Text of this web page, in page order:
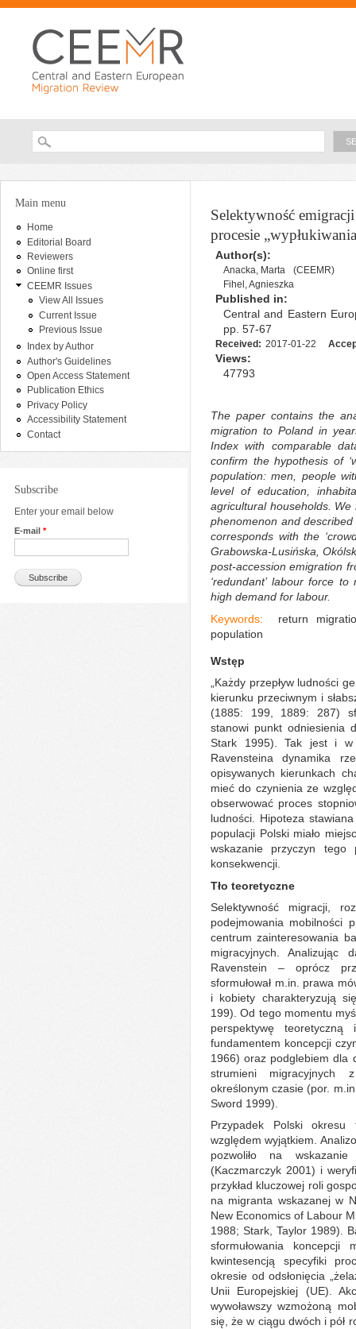
Search form
You are here
Main menu
Home
Editorial Board
Reviewers
Online first
CEEMR Issues
View All Issues
Current Issue
Previous Issue
Index by Author
Author's Guidelines
Open Access Statement
Publication Ethics
Privacy Policy
Accessibility Statement
Contact
Subscribe
Enter your email below
E-mail *
Selektywność
procesie
Author(s):
Anacka, Marta
(CEEMR)
Fihel, Agnieszka
Published in:
Central and Eastern
pp. 57-67
Received: 2017-01-22
Views:
47793
The paper contains the
migration to Poland in
Index with comparable
confirm the hypothesis of
population: men, people
level of education,
agricultural households.
phenomenon and
corresponds with the
Grabowska-Lusińska,
post-accession emigration
‘redundant’ labour force
high demand for labour.
Keywords:
return
population
Wstęp
„Każdy przepływ ludności
kierunku przeciwnym i
(1885: 199, 1889: 287)
stanowi punkt odniesienia
Stark 1995). Tak jest i
Ravensteina dynamika
opisywanych kierunkach
mieć do czynienia ze
obserwować proces
ludności. Hipoteza
populacji Polski miało
wskazanie przyczyn tego
konsekwencji.
Tło teoretyczne
Selektywność migracji,
podejmowania mobilności
centrum zainteresowania
migracyjnych.
Ravenstein – oprócz
sformułował m.in. prawa
i kobiety charakteryzują
199). Od tego momentu
perspektywę
fundamentem koncepcji
1966) oraz podglebiem dla
strumieni migracyjnych
określonym czasie (por.
Sword 1999).
Przypadek Polski
względem wyjątkiem.
pozwoliło na
(Kaczmarczyk 2001) i
przykład kluczowej roli
na migranta wskazanej w
New Economics of Labour
1988; Stark, Taylor 1989).
sformułowania koncepcji
kwintesencją specyfiki
okresie od odsłonięcia
Unii Europejskiej (UE).
wywoławszy wzmożoną
się, że w ciągu dwóch i pół